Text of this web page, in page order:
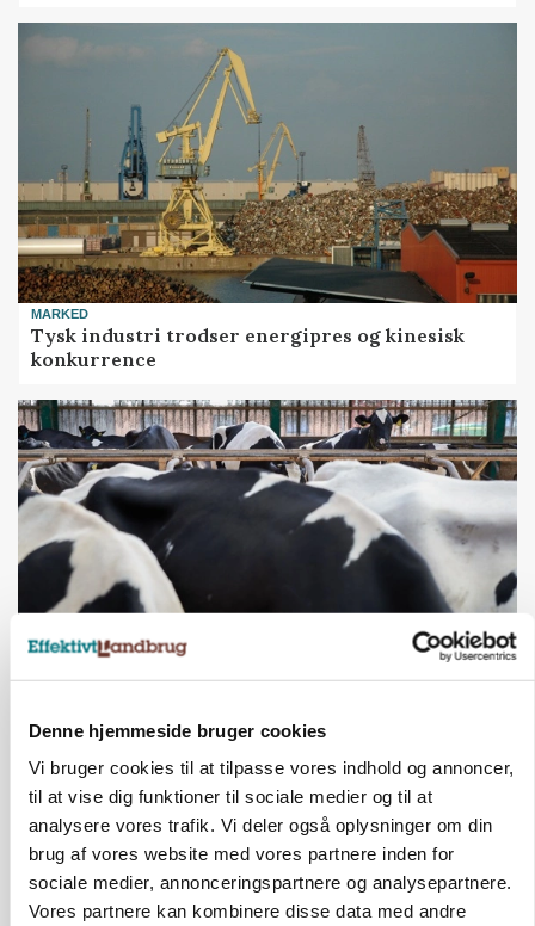
Denne hjemmeside bruger cookies
Vi bruger cookies til at tilpasse vores indhold og annoncer,
til at vise dig funktioner til sociale medier og til at
analysere vores trafik. Vi deler også oplysninger om din
brug af vores website med vores partnere inden for
sociale medier, annonceringspartnere og analysepartnere.
Vores partnere kan kombinere disse data med andre
MARKED
Tysk industri trodser energipres og kinesisk
konkurrence
europæiske husdyrbrugere
Annonce
Loading...